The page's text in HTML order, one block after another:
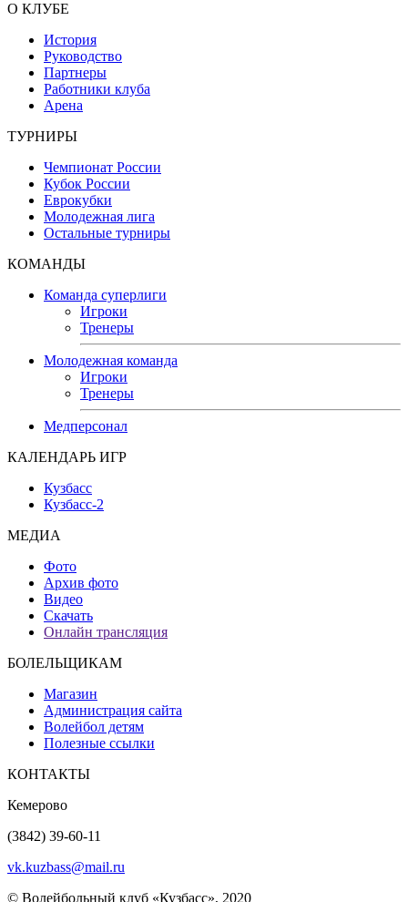
О КЛУБЕ
История
Руководство
Партнеры
Работники клуба
Арена
ТУРНИРЫ
Чемпионат России
Кубок России
Еврокубки
Молодежная лига
Остальные турниры
КОМАНДЫ
Команда суперлиги
Игроки
Тренеры
Молодежная команда
Игроки
Тренеры
Медперсонал
КАЛЕНДАРЬ ИГР
Кузбасс
Кузбасс-2
МЕДИА
Фото
Архив фото
Видео
Скачать
Онлайн трансляция
БОЛЕЛЬЩИКАМ
Магазин
Администрация сайта
Волейбол детям
Полезные ссылки
КОНТАКТЫ
Кемерово
(3842) 39-60-11
vk.kuzbass@mail.ru
© Волейбольный клуб «Кузбасс», 2020